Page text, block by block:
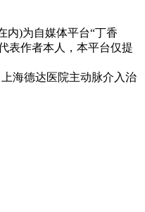
内)为自媒体平台“丁香
表作者本人，本平台仅提
上海德达医院主动脉介入治